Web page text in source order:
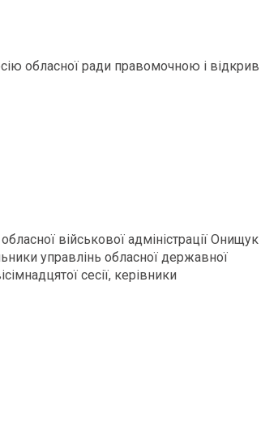
обласної ради правомочною і відкрив
військової адміністрації Онищук
управлінь обласної державної
сесії, керівники